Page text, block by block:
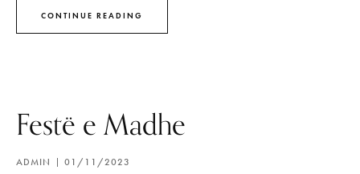
CONTINUE READING
Festë e Madhe
ADMIN 01/11/2023